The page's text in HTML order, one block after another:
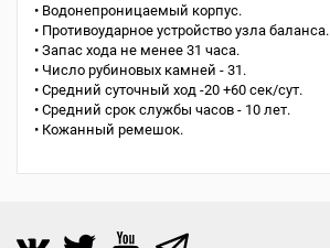
• Водонепроницаемый корпус.
• Противоударное устройство узла баланса.
• Запас хода не менее 31 часа.
• Число рубиновых камней - 31.
• Средний суточный ход -20 +60 сек/сут.
• Средний срок службы часов - 10 лет.
• Кожанный ремешок.